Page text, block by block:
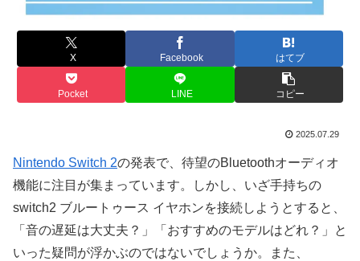
X Facebook はてブ
Pocket LINE コピー
2025.07.29
Nintendo Switch 2の発表で、待望のBluetoothオーディオ
機能に注目が集まっています。しかし、いざ手持ちの
switch2 ブルートゥース イヤホンを接続しようとすると、
「音の遅延は大丈夫？」「おすすめのモデルはどれ？」と
いった疑問が浮かぶのではないでしょうか。また、